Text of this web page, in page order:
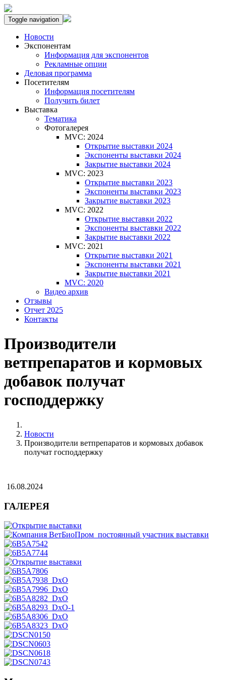
Toggle navigation
Новости
Экспонентам
Информация для экспонентов
Рекламные опции
Деловая программа
Посетителям
Информация посетителям
Получить билет
Выставка
Тематика
Фотогалерея
MVC: 2024
Открытие выставки 2024
Экспоненты выставки 2024
Закрытие выставки 2024
MVC: 2023
Открытие выставки 2023
Экспоненты выставки 2023
Закрытие выставки 2023
MVC: 2022
Открытие выставки 2022
Экспоненты выставки 2022
Закрытие выставки 2022
MVC: 2021
Открытие выставки 2021
Экспоненты выставки 2021
Закрытие выставки 2021
MVC: 2020
Видео архив
Отзывы
Отчет 2025
Контакты
Производители
ветпрепаратов и кормовых
добавок получат
господдержку
Новости
Производители ветпрепаратов и кормовых добавок
получат господдержку
16.08.2024
ГАЛЕРЕЯ